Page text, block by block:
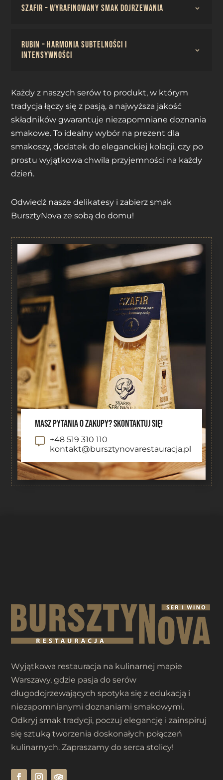
SZAFIR – Wyrafinowany smak dojrzewania
RUBIN – Harmonia subtelności i
intensywności
Każdy z naszych serów to produkt, w którym
tradycja łączy się z pasją, a najwyższa jakość
składników gwarantuje niezapomniane doznania
smakowe. To idealny wybór na prezent dla
smakoszy, dodatek do eleganckiej kolacji, czy po
prostu wyjątkowa chwila przyjemności na każdy
dzień.
Odwiedź nasze delikatesy i zabierz smak
BursztyNova ze sobą do domu!

Masz pytania o zakupy? Skontaktuj się!
+48 519 310 110
kontakt@bursztynovarestauracja.pl
Wyjątkowa restauracja na kulinarnej mapie
Warszawy, gdzie pasja do serów
długodojrzewających spotyka się z edukacją i
niezapomnianymi doznaniami smakowymi.
Odkryj smak tradycji, poczuj elegancję i zainspiruj
się sztuką tworzenia doskonałych połączeń
kulinarnych. Zapraszamy do serca stolicy!